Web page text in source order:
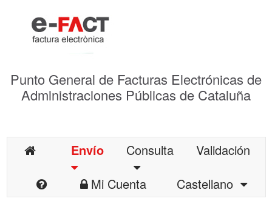
Punto General de Facturas Electrónicas de
Administraciones Públicas de Cataluña
Envío Consulta
Validación
Mi Cuenta
Castellano